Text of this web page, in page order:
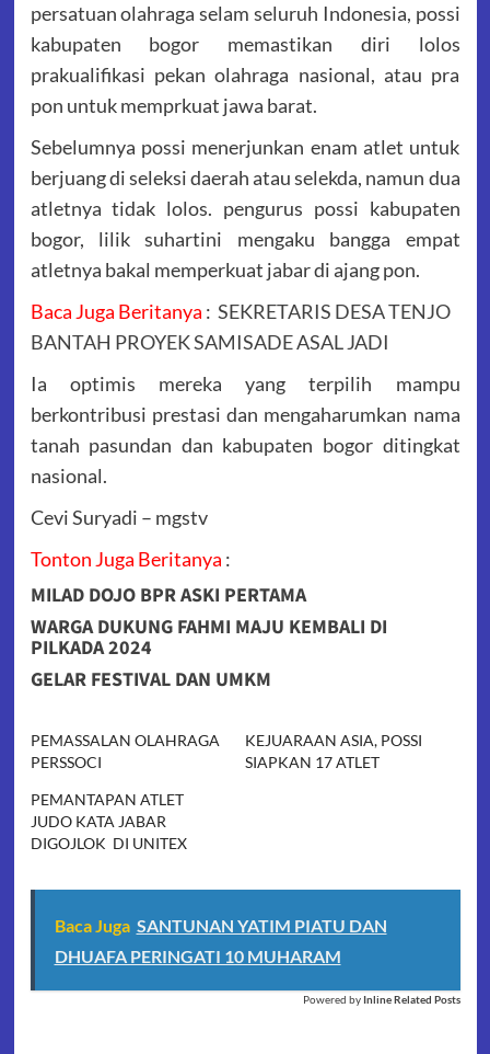
persatuan olahraga selam seluruh Indonesia, possi
kabupaten bogor memastikan diri lolos
prakualifikasi pekan olahraga nasional, atau pra
pon untuk memprkuat jawa barat.
Sebelumnya possi menerjunkan enam atlet untuk
berjuang di seleksi daerah atau selekda, namun dua
atletnya tidak lolos. pengurus possi kabupaten
bogor, lilik suhartini mengaku bangga empat
atletnya bakal memperkuat jabar di ajang pon.
Baca Juga Beritanya : SEKRETARIS DESA TENJO
BANTAH PROYEK SAMISADE ASAL JADI
Ia optimis mereka yang terpilih mampu
berkontribusi prestasi dan mengaharumkan nama
tanah pasundan dan kabupaten bogor ditingkat
nasional.
Cevi Suryadi – mgstv
Tonton Juga Beritanya :
MILAD DOJO BPR ASKI PERTAMA
WARGA DUKUNG FAHMI MAJU KEMBALI DI
PILKADA 2024
GELAR FESTIVAL DAN UMKM
PEMASSALAN OLAHRAGA
PERSSOCI
KEJUARAAN ASIA, POSSI
SIAPKAN 17 ATLET
PEMANTAPAN ATLET
JUDO KATA JABAR
DIGOJLOK DI UNITEX
Baca Juga SANTUNAN YATIM PIATU DAN
DHUAFA PERINGATI 10 MUHARAM
Powered by Inline Related Posts